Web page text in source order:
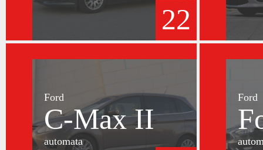
22
Ford
C-Max II
automata
Ford